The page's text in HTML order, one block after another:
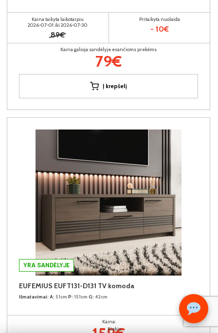
Kiekis:
Kaina taikyta laikotarpiu
2026-07-01 iki 2026-07-30
89€
Pritaikyta nuolaida
- 10€
Kaina galioja sandėlyje esančioms prekėms
79€
Į krepšelį
YRA SANDĖLYJE
EUFEMIUS EUFT131-D131 TV komoda
Išmatavimai: A: 51cm P: 151cm G: 42cm
Kaina: